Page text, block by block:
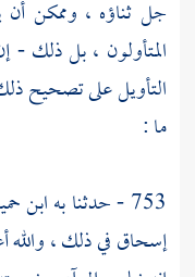
جل ثناؤه ، وممكن
المتأولون ، بل ذلك -
التأويل على تصحيح
ما :
753 - حدثنا به
ابن
إسحاقفي ذلك ، والله